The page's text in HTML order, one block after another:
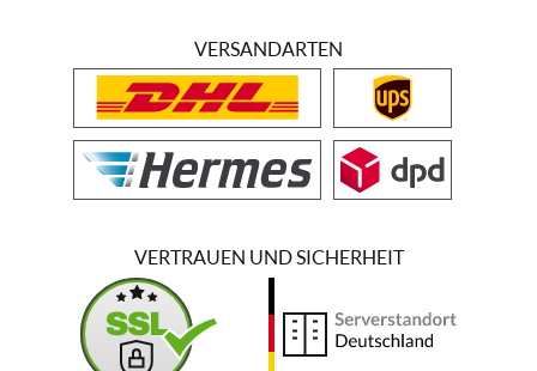
VERSANDARTEN
VERTRAUEN UND SICHERHEIT